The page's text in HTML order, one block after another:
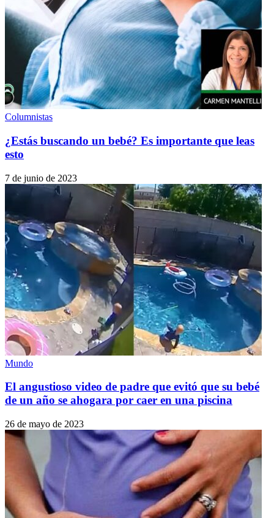
Columnistas
¿Estás buscando un bebé? Es importante que leas
esto
7 de junio de 2023
Mundo
El angustioso video de padre que evitó que su bebé
de un año se ahogara por caer en una piscina
26 de mayo de 2023